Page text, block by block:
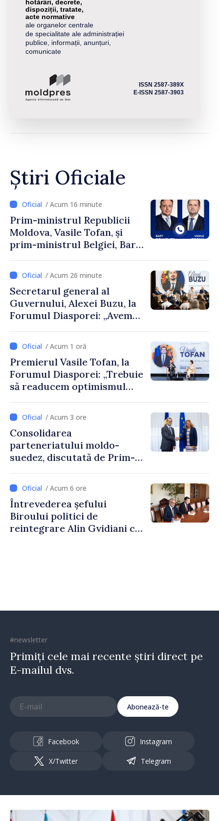
hotărâri, decrete,
dispoziții, tratate,
acte normative
ale organelor centrale
de specialitate ale administrației
publice, informații, anunțuri,
comunicate
ISSN 2587-389X
E-ISSN 2587-3903
Știri Oficiale
/ Acum 16 minute
Prim-ministrul Republicii
Moldova, Vasile Tofan, și
prim-ministrul Belgiei, Bart
despre parcursul european
al Republicii Moldova.
/ Acum 26 minute
Secretarul general al
Guvernului, Alexei Buzu, la
Forumul Diasporei: „Avem
dumneavoastră pentru a
construi comunități mai
puternice”
/ Acum 1 oră
Premierul Vasile Tofan, la
Forumul Diasporei: „Trebuie
să readucem optimismul
Republica Moldova merge în
direcția corectă”
/ Acum 3 ore
Consolidarea
parteneriatului moldo-
suedez, discutată de Prim-
Ambasadoarea Suediei,
Petra Lärke/ Acum 6 ore
Întrevederea șefului
Biroului politici de
reintegrare Alin Gvidiani cu
#newsletter
Primiți cele mai recente știri direct pe
E-mailul dvs.
Abonează-te
Facebook Instagram
X/Twitter Telegram